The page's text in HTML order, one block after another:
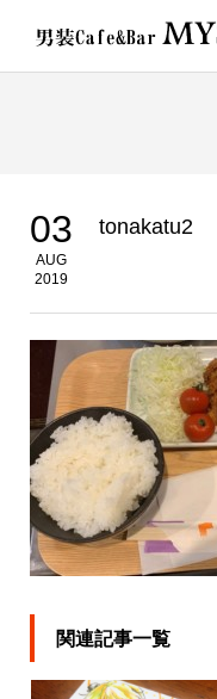
03
AUG
2019
tonakatu2
関連記事一覧